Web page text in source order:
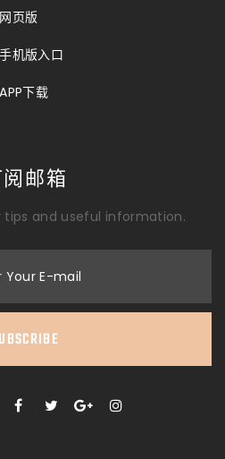
页版
机版入口
下载
邮箱
tips and useful information.
Your E-mail